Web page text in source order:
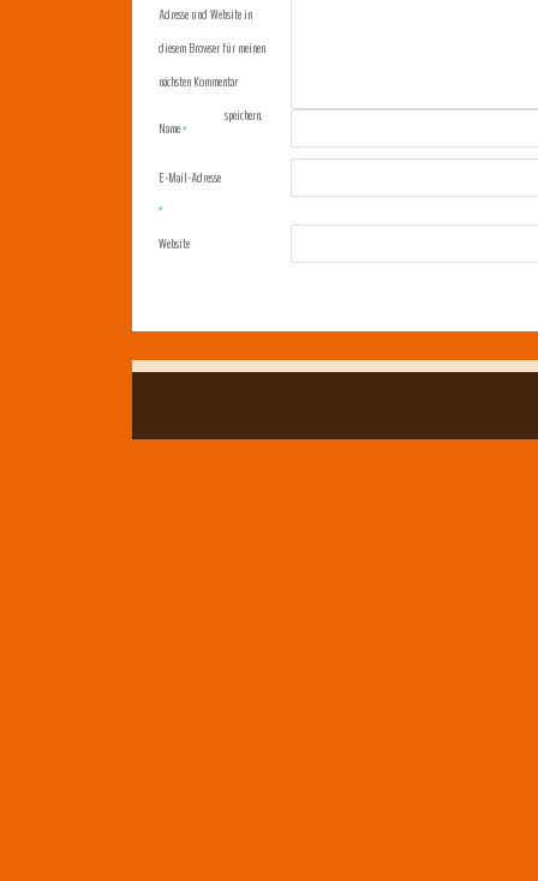
Name*
E-Mail-Adresse
*
Website
Adresse und Website in
diesem Browser für meinen
nächsten Kommentar
speichern.